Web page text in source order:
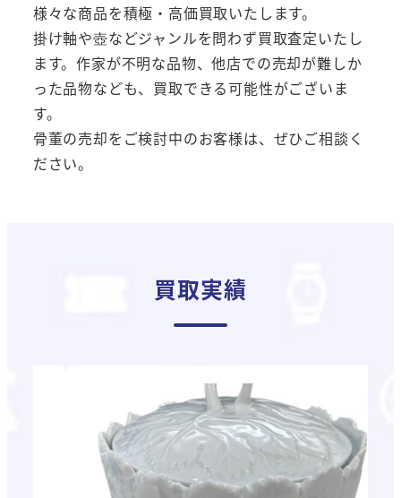
様々な商品を積極・高価買取いたします。
掛け軸や壺などジャンルを問わず買取査定いたし
ます。作家が不明な品物、他店での売却が難しか
った品物なども、買取できる可能性がございま
す。
骨董の売却をご検討中のお客様は、ぜひご相談く
ださい。
買取実績